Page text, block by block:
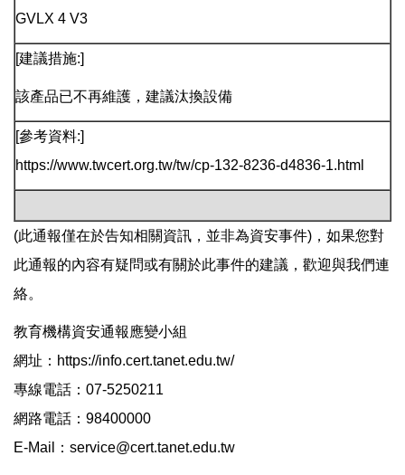
GVLX 4 V3
[建議措施:]
該產品已不再維護，建議汰換設備
[參考資料:]
https://www.twcert.org.tw/tw/cp-132-8236-d4836-1.html
(此通報僅在於告知相關資訊，並非為資安事件)，如果您對
此通報的內容有疑問或有關於此事件的建議，歡迎與我們連
絡。
教育機構資安通報應變小組
網址：https://info.cert.tanet.edu.tw/
專線電話：07-5250211
網路電話：98400000
E-Mail：service@cert.tanet.edu.tw